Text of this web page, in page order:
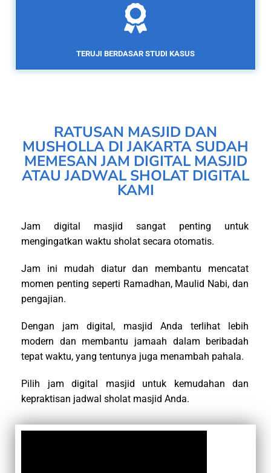
TERUJI BERDASAR STUDI KASUS
RATUSAN MASJID DAN
MUSHOLLA DI JAKARTA SUDAH
MEMESAN JAM DIGITAL MASJID
ATAU JADWAL SHOLAT DIGITAL
KAMI
Jam digital masjid sangat penting untuk
mengingatkan waktu sholat secara otomatis.
Jam ini mudah diatur dan membantu mencatat
momen penting seperti Ramadhan, Maulid Nabi, dan
pengajian.
Dengan jam digital, masjid Anda terlihat lebih
modern dan membantu jamaah dalam beribadah
tepat waktu, yang tentunya juga menambah pahala.
Pilih jam digital masjid untuk kemudahan dan
kepraktisan jadwal sholat masjid Anda.